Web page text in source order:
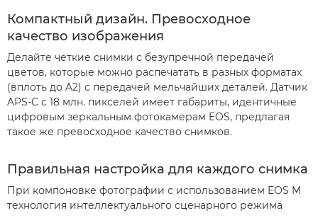
Компактный дизайн. Превосходное
качество изображения
Делайте четкие снимки с безупречной передачей
цветов, которые можно распечатать в разных форматах
(вплоть до A2) с передачей мельчайших деталей. Датчик
APS-C с 18 млн. пикселей имеет габариты, идентичные
цифровым зеркальным фотокамерам EOS, предлагая
такое же превосходное качество снимков.
Правильная настройка для каждого снимка
При компоновке фотографии с использованием EOS M
технология интеллектуального сценарного режима